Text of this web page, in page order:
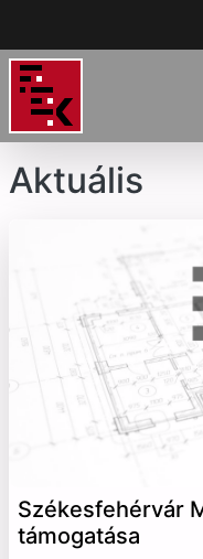
Aktuális
Székesfehérvár
támogatása